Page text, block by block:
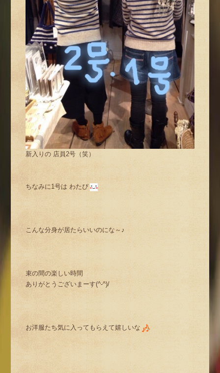
新入りの 店員2号（笑）
ちなみに1号は わたぴ
こんな分身が居たらいいのにな～♪
束の間の楽しい時間
ありがとうございまーす(^-^)/
お洋服たち気に入ってもらえて嬉しいな